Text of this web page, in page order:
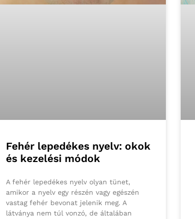
Fehér lepedékes nyelv: okok
és kezelési módok
A fehér lepedékes nyelv olyan tünet,
amikor a nyelv egy részén vagy egészén
vastag fehér bevonat jelenik meg. A
látványa nem túl vonzó, de általában